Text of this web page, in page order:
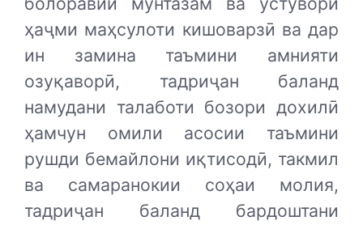
ҳаҷми маҳсулоти кишоварзӣ ва дар
ин замина таъмини амнияти
озуқаворӣ, тадриҷан баланд
намудани талаботи бозори дохилӣ
ҳамчун омили асосии таъмини
рушди бемайлони иқтисодӣ, такмил
ва самаранокии соҳаи молия,
тадриҷан баланд бардоштани